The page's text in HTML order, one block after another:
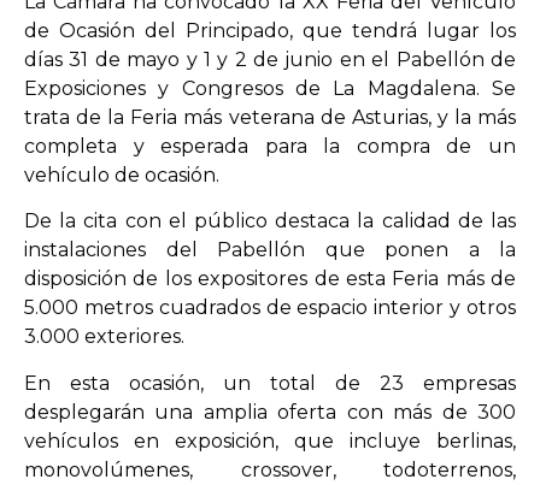
de Ocasión del Principado, que tendrá lugar los
días 31 de mayo y 1 y 2 de junio en el Pabellón de
Exposiciones y Congresos de La Magdalena. Se
trata de la Feria más veterana de Asturias, y la más
completa y esperada para la compra de un
vehículo de ocasión.
De la cita con el público destaca la calidad de las
instalaciones del Pabellón que ponen a la
disposición de los expositores de esta Feria más de
5.000 metros cuadrados de espacio interior y otros
3.000 exteriores.
En esta ocasión, un total de 23 empresas
desplegarán una amplia oferta con más de 300
vehículos en exposición, que incluye berlinas,
monovolúmenes, crossover, todoterrenos,